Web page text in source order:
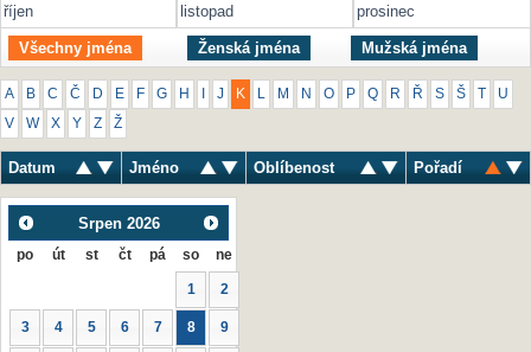
říjen
listopad prosinec
Všechny jména Ženská jména Mužská jména
A B C Č D E F G H J K M N O P Q R Ř S Š U
V W X Y Z Ž
Datum Jméno Oblíbenost Pořadí
Srpen 2026
po út st čt pá so ne
1 2
3 4 5 6 7 8 9